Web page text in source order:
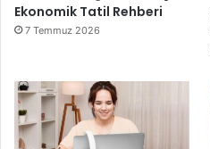
Ekonomik Tatil Rehberi
7 Temmuz 2026